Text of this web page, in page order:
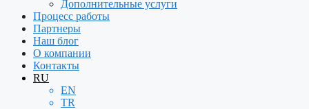
Дополнительные услуги
Процесс работы
Партнеры
Наш блог
О компании
Контакты
RU
EN
TR